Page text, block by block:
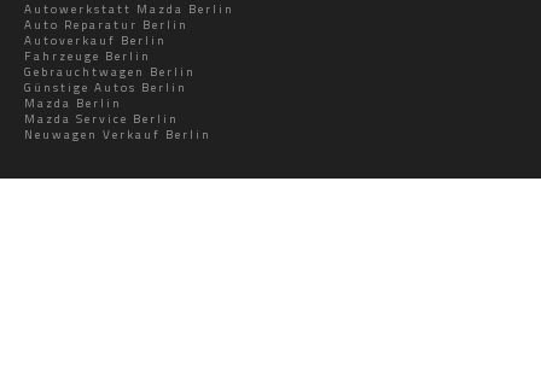
Autowerkstatt Mazda Berlin
Auto Reparatur Berlin
Autoverkauf Berlin
Fahrzeuge Berlin
Gebrauchtwagen Berlin
Günstige Autos Berlin
Mazda Berlin
Mazda Service Berlin
Neuwagen Verkauf Berlin